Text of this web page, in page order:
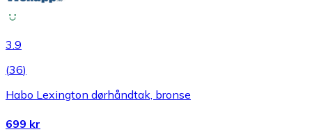
3.9
(36)
Habo Lexington dørhåndtak, bronse
699 kr